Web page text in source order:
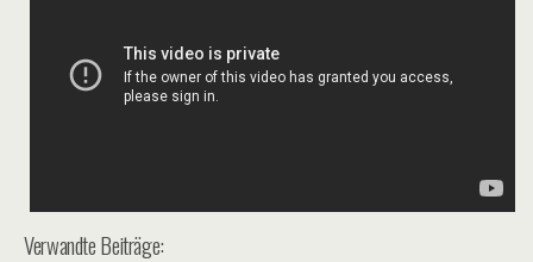
Verwandte Beiträge: